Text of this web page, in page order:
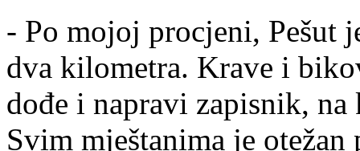
- Po mojoj procjeni, Pešut
dva kilometra. Krave i
dođe i napravi zapisnik,
Svim mještanima je